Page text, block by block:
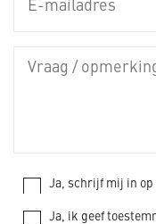
Ja, schrijf mij in op
Ja, ik geef